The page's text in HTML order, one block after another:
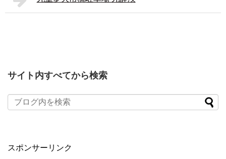
サイト内すべてから検索
スポンサーリンク